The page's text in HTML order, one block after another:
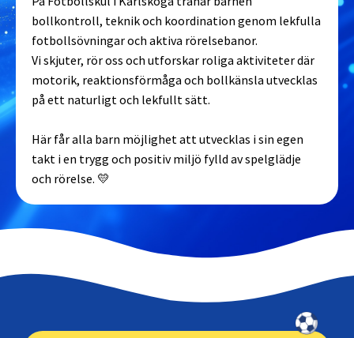
bollkontroll, teknik och koordination genom lekfulla
fotbollsövningar och aktiva rörelsebanor.
Vi skjuter, rör oss och utforskar roliga aktiviteter där
motorik, reaktionsförmåga och bollkänsla utvecklas
på ett naturligt och lekfullt sätt.
Här får alla barn möjlighet att utvecklas i sin egen
takt i en trygg och positiv miljö fylld av spelglädje
och rörelse. 💛